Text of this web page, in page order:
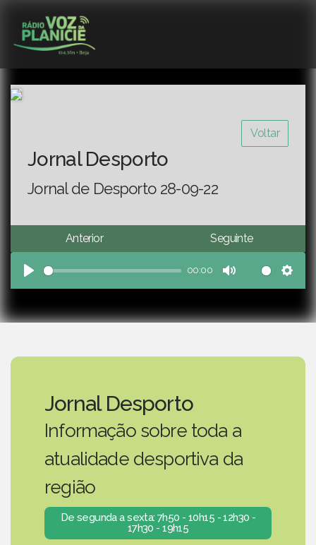
Voltar
Jornal Desporto
Jornal de Desporto 28-09-22
Anterior Seguinte
Play
00:00
Mute
Jornal Desporto
Informação sobre toda a
atualidade desportiva da
região
De segunda a sexta: 7h50 - 10h15 - 12h30 -
17h30 - 19h15